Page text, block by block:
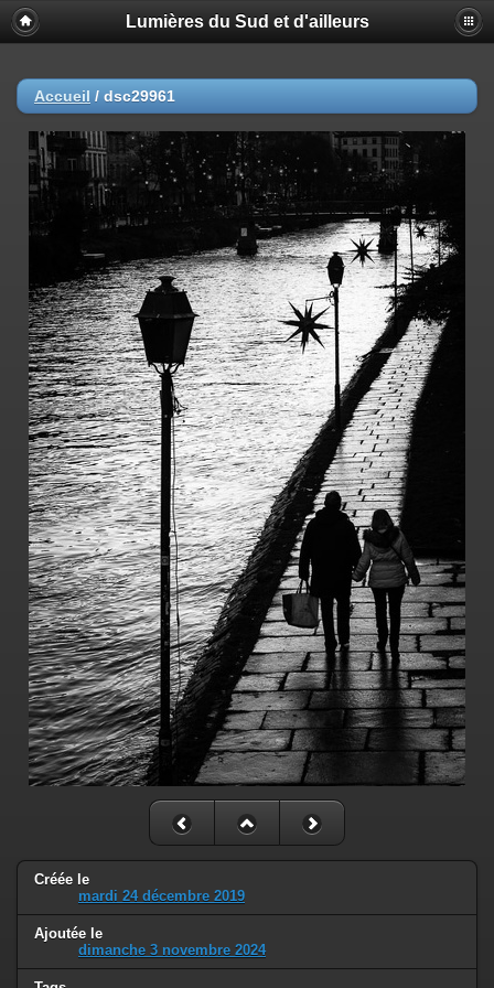
Lumières du Sud et d'ailleurs
Accueil / dsc29961
Créée le
mardi 24 décembre 2019
Ajoutée le
dimanche 3 novembre 2024